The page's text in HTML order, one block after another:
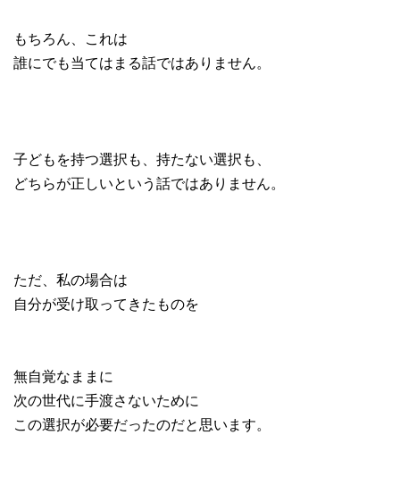
もちろん、これは
誰にでも当てはまる話ではありません。
子どもを持つ選択も、持たない選択も、
どちらが正しいという話ではありません。
ただ、私の場合は
自分が受け取ってきたものを
無自覚なままに
次の世代に手渡さないために
この選択が必要だったのだと思います。